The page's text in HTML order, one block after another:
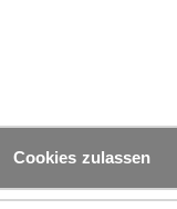
Cookies zulassen